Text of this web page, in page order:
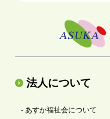
法人について
- あすか福祉会について